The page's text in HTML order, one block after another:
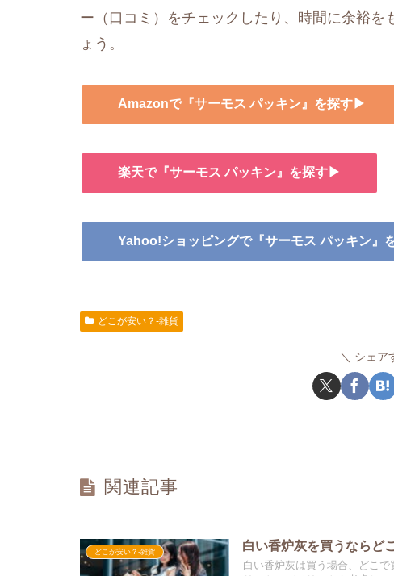
ー（口コミ）をチェックしたり、時間に余裕を
ょう。
Amazonで『サーモス パッキン』を探す▶
楽天で『サーモス パッキン』を探す▶
Yahoo!ショッピングで『サーモス パッキン』
どこが安い？-雑貨
シェア
関連記事
どこが安い？-雑貨 白い香炉灰を買うならど
白い香炉灰は買う場合、どこ